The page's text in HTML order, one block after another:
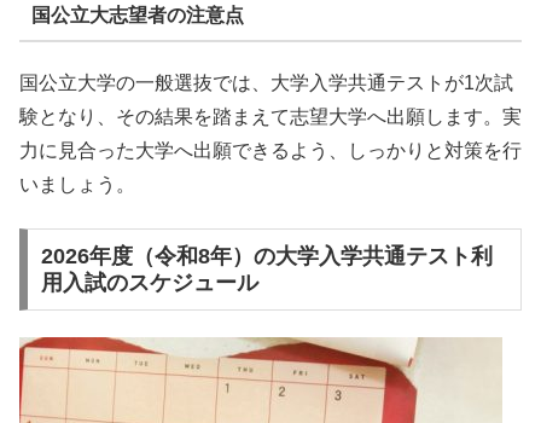
国公立大志望者の注意点
国公立大学の一般選抜では、大学入学共通テストが1次試
験となり、その結果を踏まえて志望大学へ出願します。実
力に見合った大学へ出願できるよう、しっかりと対策を行
いましょう。
2026年度（令和8年）の大学入学共通テスト利
用入試のスケジュール